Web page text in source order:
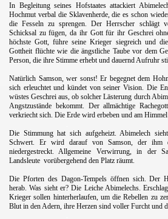
In Begleitung seines Hofstaates attackiert
Hochmut verbal die Sklavenherde, die es schon
die Fesseln zu sprengen. Der Herrscher schlägt
Schicksal zu fügen, da ihr Gott für ihr Geschrei
höchste Gott, führe seine Krieger siegreich und
Gottheit flüchte wie die ängstliche Taube vor dem
Person, die ihre Stimme erhebt und dauernd Aufruhr
Natürlich Samson, wer sonst! Er begegnet dem
sich erleuchtet und kündet von seiner Vision. Die
wüstes Geschrei aus, ob solcher Lästerung durch
Angstzustände bekommt. Der allmächtige
verkriecht sich. Die Erde wird erbeben und am
Die Stimmung hat sich aufgeheizt. Abimelech
Schwert. Er wird darauf von Samson, der ihm
niedergestreckt. Allgemeine Verwirrung, in der
Landsleute vorübergehend den Platz räumt.
Die Pforten des Dagon-Tempels öffnen sich. Der
herab. Was sieht er? Die Leiche Abimelechs.
Krieger sollen hinterherlaufen, um die Rebellen zu
Blut in den Adern, ihre Herzen sind voller Furcht und